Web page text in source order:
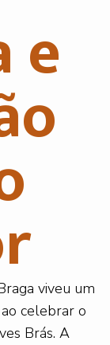
e
viveu um
celebrar o
Brás. A